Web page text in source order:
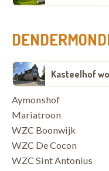
Kasteelhof
Aymonshof
Mariatroon
WZC Boonwijk
WZC De Cocon
WZC Sint Antonius